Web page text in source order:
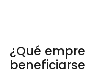
¿Qué